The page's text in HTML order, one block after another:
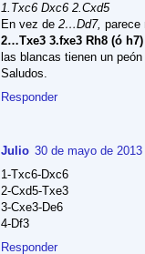
1.Txc6 Dxc6 2.Cxd5
En vez de 2…Dd7, parece
2…Txe3 3.fxe3 Rh8 (ó h7)
las blancas tienen un
Saludos.
Responder
Julio 30 de mayo de
1-Txc6-Dxc6
2-Cxd5-Txe3
3-Cxe3-De6
4-Df3
Responder